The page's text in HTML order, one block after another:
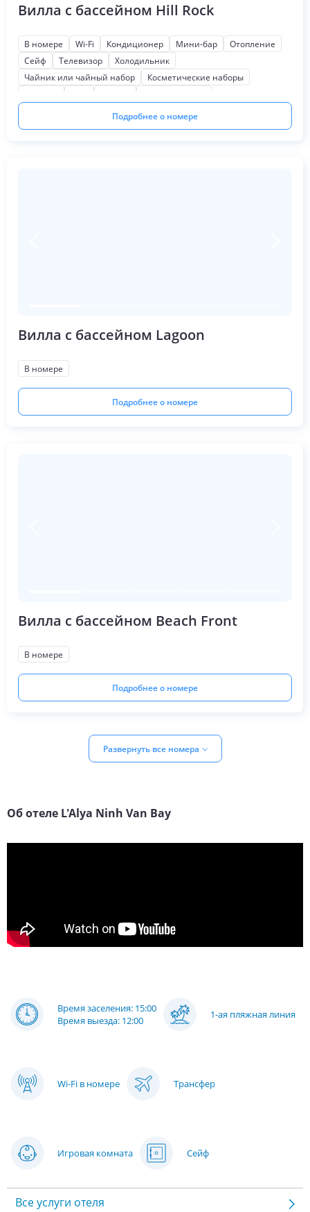
Вилла с бассейном Hill Rock
В номере Wi-Fi Кондиционер Мини-бар
Отопление
Сейф
Телевизор
Холодильник
Чайник или чайный набор
Косметические наборы
Патио
Подробнее о номере
Вилла с бассейном Lagoon
В номере
Подробнее о номере
Вилла с бассейном Beach Front
В номере
Подробнее о номере
Развернуть все номера
Об отеле L'Alya Ninh Van Bay
Время заселения: 15:00
Время выезда: 12:00
1-ая пляжная линия
Wi-Fi в номере Трансфер
Игровая комната Сейф
Все услуги отеля